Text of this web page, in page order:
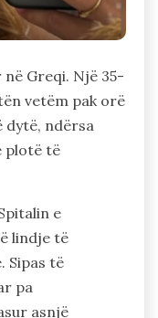
Greqi. Një 35-
vetëm pak orë
dytë, ndërsa
plotë të
e
lindje të
Sipas të
pa
asnjë